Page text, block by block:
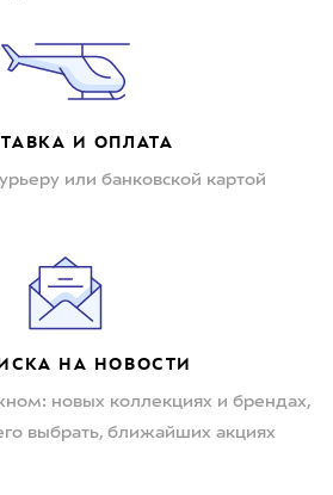
И ОПЛАТА
или банковской картой
НА НОВОСТИ
новых коллекциях и брендах,
выбрать, ближайших акциях